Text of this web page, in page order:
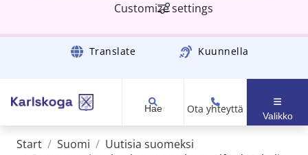
Customize settings
Gå till innehåll Translate Kuunnella
Hae Ota yhteyttä
Valikko
Start / Suomi / Uutisia suomeksi